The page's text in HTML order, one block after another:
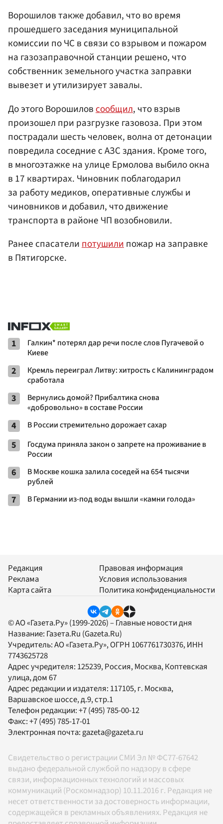
Ворошилов также добавил, что во время
прошедшего заседания муниципальной
комиссии по ЧС в связи со взрывом и пожаром
на газозаправочной станции решено, что
собственник земельного участка заправки
вывезет и утилизирует завалы.
До этого Ворошиловсообщил, что взрыв
произошел при разгрузке газовоза. При этом
пострадали шесть человек, волна от детонации
повредила соседние с АЗС здания. Кроме того,
в многоэтажке на улице Ермолова выбило окна
в 17 квартирах. Чиновник поблагодарил
за работу медиков, оперативные службы и
чиновников и добавил, что движение
транспорта в районе ЧП возобновили.
Ранее спасателипотушилипожар на заправке
в Пятигорске.
1
Галкин* потерял дар речи после слов Пугачевой о
Киеве
2
Кремль переиграл Литву: хитрость с Калининградом
сработала
3
Вернулись домой? Прибалтика снова
«добровольно» в составе России
4 В России стремительно дорожает сахар
5
Госдума приняла закон о запрете на проживание в
России
6
В Москве кошка залила соседей на 654 тысячи
рублей
7 В Германии из-под воды вышли «камни голода»
Редакция
Реклама
Карта сайта
Правовая информация
Условия использования
Политика конфиденциальности
© АО «Газета.Ру» (1999-2026) – Главные новости дня
Название: Газета.Ru (Gazeta.Ru)
Учредитель:АО «Газета.Ру», ОГРН 1067761730376, ИНН
7743625728
Адрес учредителя: 125239, Россия, Москва, Коптевская
улица, дом 67
Адрес редакции и издателя: 117105, г. Москва,
Варшавское шоссе, д.9, стр.1
Телефон редакции:+7 (495) 785-00-12
Факс:+7 (495) 785-17-01
Электронная почта:gazeta@gazeta.ru
Свидетельство о регистрации СМИ Эл № ФС77-67642
выдано федеральной службой по надзору в сфере
связи, информационных технологий и массовых
коммуникаций (Роскомнадзор) 10.11.2016 г. Редакция не
несет ответственности за достоверность информации,
содержащейся в рекламных объявлениях. Редакция не